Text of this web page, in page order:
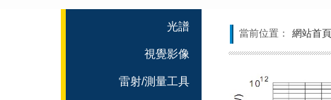
光譜
視覺影像
雷射/測量工具
當前位置： 網站首頁